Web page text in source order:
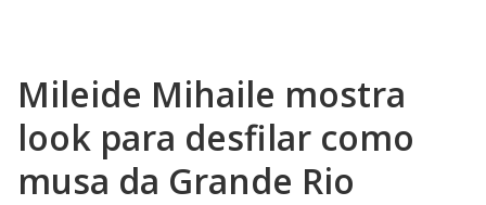
Mileide Mihaile mostra
look para desfilar como
musa da Grande Rio